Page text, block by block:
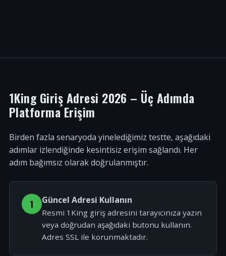
1King Giriş Adresi 2026 – Üç Adımda
Platforma Erişim
Birden fazla senaryoda yinelediğimiz testte, aşağıdaki
adımlar izlendiğinde kesintisiz erişim sağlandı. Her
adım bağımsız olarak doğrulanmıştır.
1 Güncel Adresi Kullanın
Resmi 1King giriş adresini tarayıcınıza yazın
veya doğrudan aşağıdaki butonu kullanın.
Adres SSL ile korunmaktadır.